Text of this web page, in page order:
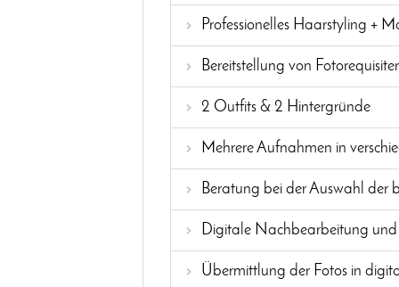
Professionelles Haarstyling +
Bereitstellung von
2 Outfits & 2 Hintergründe
Mehrere Aufnahmen in
Beratung bei der Auswahl der
Digitale Nachbearbeitung und
Übermittlung der Fotos in